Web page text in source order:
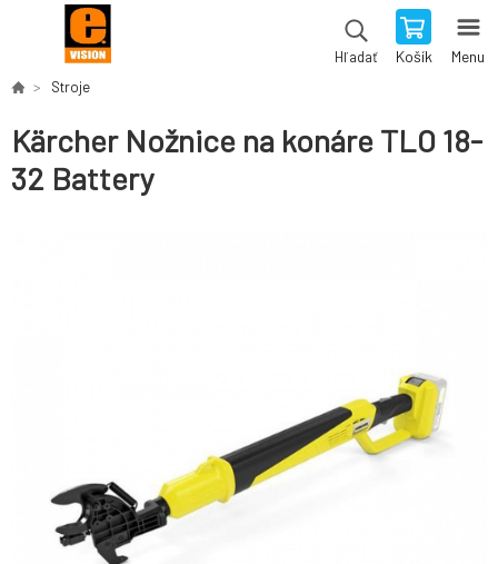
Hľadať Košík Menu
Stroje
Kärcher Nožnice na konáre TLO 18-
32 Battery